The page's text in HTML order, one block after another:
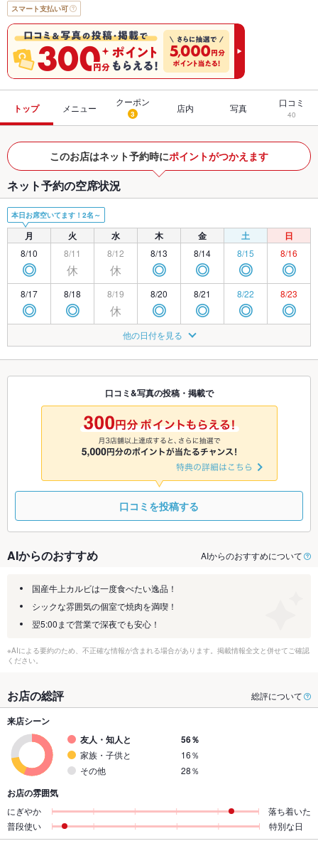
スマート支払い可
トップ メニュー
クーポン
3 店内 写真 口コミ
40
このお店はネット予約時にポイントがつかえます
ネット予約の空席状況
本日お席空いてます！2名～
月 火 水 木 金 土 日
8/10
◎
8/11
休
8/12
休
8/13
◎
8/14
◎
8/15
◎
8/16
◎
8/17
◎
8/18
◎
8/19
休
8/20
◎
8/21
◎
8/22
◎
8/23
◎
◎ ◎
8/26
休
8/27
◎
8/28
◎ ◎ ◎
8/31 9/1 9/2
休
9/3
◎
9/4
◎
9/5 9/6
9/9
休 ◎ ◎ ◎
他の日付を見る
口コミ&写真の投稿・掲載で
口コミを投稿する
AIからのおすすめ AIからのおすすめについて
国産牛上カルビは一度食べたい逸品！
シックな雰囲気の個室で焼肉を満喫！
翌5:00まで営業で深夜でも安心！
※AIによる要約のため、不正確な情報が含まれる場合があります。掲載情報全文と併せてご確認
ください。
お店の総評 総評について
来店シーン
友人・知人と
56％
家族・子供と
16％
その他
28％
お店の雰囲気
にぎやか
落ち着いた
普段使い
特別な日